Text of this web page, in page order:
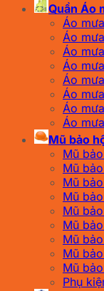
Quần Áo
Áo
Áo
Áo
Áo
Áo
Áo
Áo
Áo
Mũ bảo
Mũ
Mũ
Mũ
Mũ
Mũ
Mũ
Mũ
Mũ
Mũ
Phụ